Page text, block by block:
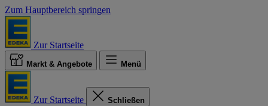
Zum Hauptbereich springen
Zur Startseite
Markt & Angebote Menü
Zur Startseite Schließen